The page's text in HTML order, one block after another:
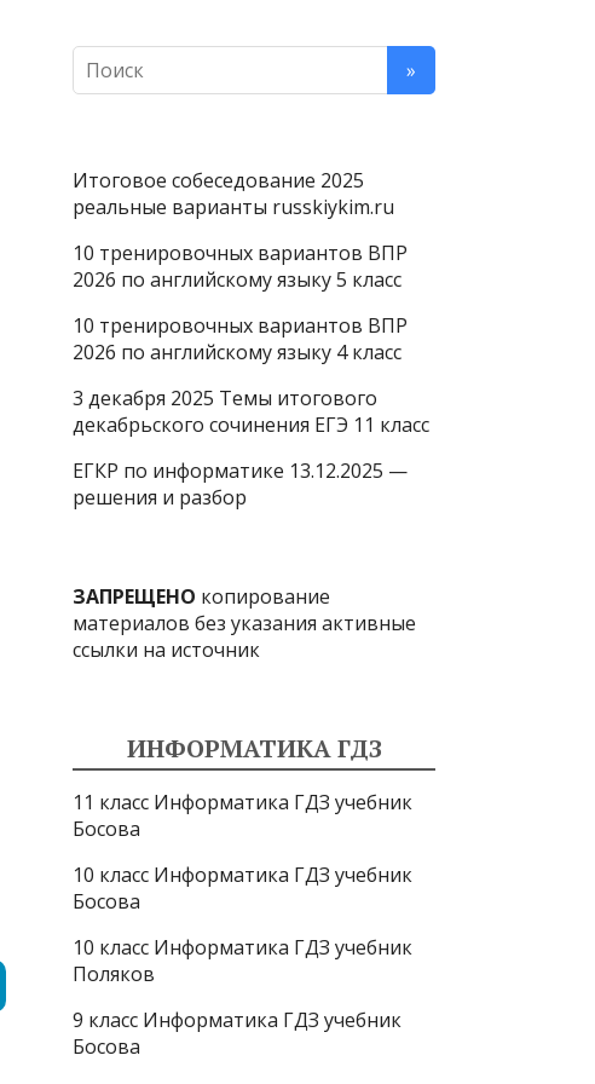
Итоговое собеседование 2025
реальные варианты russkiykim.ru
10 тренировочных вариантов ВПР
2026 по английскому языку 5 класс
10 тренировочных вариантов ВПР
2026 по английскому языку 4 класс
3 декабря 2025 Темы итогового
декабрьского сочинения ЕГЭ 11 класс
ЕГКР по информатике 13.12.2025 —
решения и разбор
ЗАПРЕЩЕНО копирование
материалов без указания активные
ссылки на источник
ИНФОРМАТИКА ГДЗ
11 класс Информатика ГДЗ учебник
Босова
10 класс Информатика ГДЗ учебник
Босова
10 класс Информатика ГДЗ учебник
Поляков
9 класс Информатика ГДЗ учебник
Босова